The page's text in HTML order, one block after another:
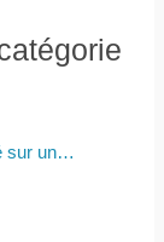
sur un…